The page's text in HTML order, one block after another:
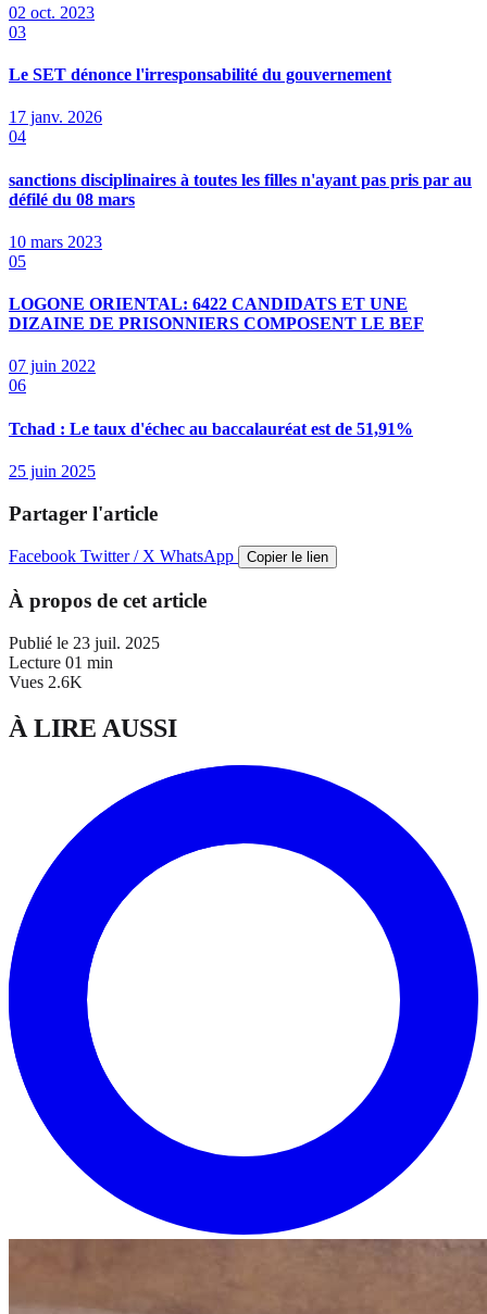
02 oct. 2023
03
Le SET dénonce l'irresponsabilité du gouvernement
17 janv. 2026
04
sanctions disciplinaires à toutes les filles n'ayant pas pris par au
défilé du 08 mars
10 mars 2023
05
LOGONE ORIENTAL: 6422 CANDIDATS ET UNE
DIZAINE DE PRISONNIERS COMPOSENT LE BEF
07 juin 2022
06
Tchad : Le taux d'échec au baccalauréat est de 51,91%
25 juin 2025
Partager l'article
Facebook Twitter / X WhatsApp Copier le lien
À propos de cet article
Publié le 23 juil. 2025
Lecture 01 min
Vues 2.6K
À LIRE AUSSI